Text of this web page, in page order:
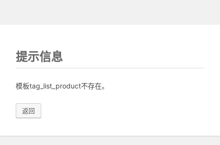
提示信息
模板tag_list_product不存在。
返回